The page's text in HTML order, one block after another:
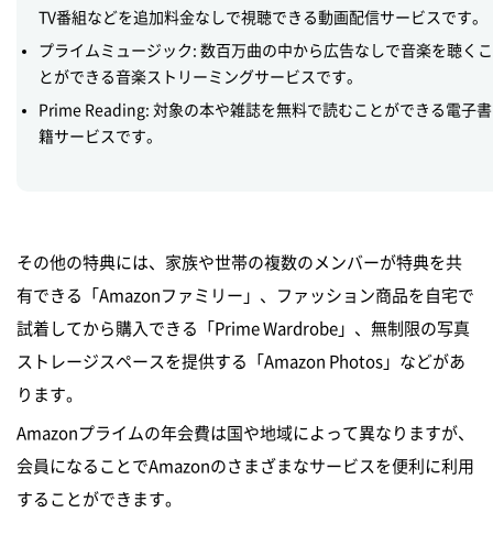
TV番組などを追加料金なしで視聴できる動画配信サービスです。
プライムミュージック: 数百万曲の中から広告なしで音楽を聴くこ
とができる音楽ストリーミングサービスです。
Prime Reading: 対象の本や雑誌を無料で読むことができる電子書
籍サービスです。
その他の特典には、家族や世帯の複数のメンバーが特典を共
有できる「Amazonファミリー」、ファッション商品を自宅で
試着してから購入できる「Prime Wardrobe」、無制限の写真
ストレージスペースを提供する「Amazon Photos」などがあ
ります。
Amazonプライムの年会費は国や地域によって異なりますが、
会員になることでAmazonのさまざまなサービスを便利に利用
することができます。